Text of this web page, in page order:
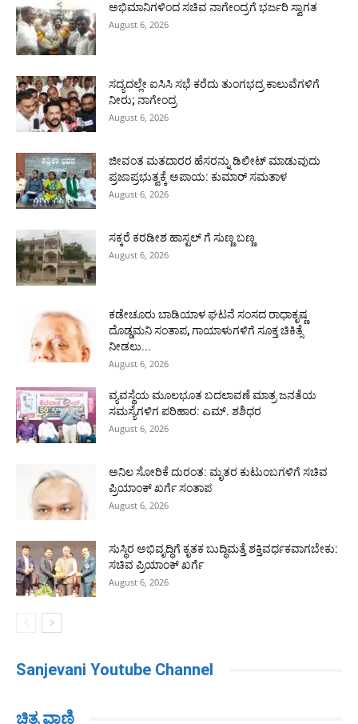
ಅಭಿಮಾನಿಗಳಿಂದ ಸಚಿವ ನಾಗೇಂದ್ರಗೆ ಭರ್ಜರಿ ಸ್ವಾಗತ
August 6, 2026
ಸದ್ಯದಲ್ಲೇ ಐಸಿಸಿ ಸಭೆ ಕರೆದು ತುಂಗಭದ್ರ ಕಾಲುವೆಗಳಿಗೆ
ನೀರು; ನಾಗೇಂದ್ರ
August 6, 2026
ಜೀವಂತ ಮತದಾರರ ಹೆಸರನ್ನು ಡಿಲೀಟ್ ಮಾಡುವುದು
ಪ್ರಜಾಪ್ರಭುತ್ವಕ್ಕೆ ಅಪಾಯ: ಕುಮಾರ್ ಸಮತಾಳ
August 6, 2026
ಸಕ್ಕರೆ ಕರಡೀಶ ಹಾಸ್ಟಲ್ ಗೆ ಸುಣ್ಣ ಬಣ್ಣ
August 6, 2026
ಕಡೇಚೂರು ಬಾಡಿಯಾಳ ಘಟನೆ ಸಂಸದ ರಾಧಾಕೃಷ್ಣ
ದೊಡ್ಡಮನಿ ಸಂತಾಪ, ಗಾಯಾಳುಗಳಿಗೆ ಸೂಕ್ತ ಚಿಕಿತ್ಸೆ
ನೀಡಲು...
August 6, 2026
ವ್ಯವಸ್ಥೆಯ ಮೂಲಭೂತ ಬದಲಾವಣೆ ಮಾತ್ರ ಜನತೆಯ
ಸಮಸ್ಯೆಗಳಿಗ ಪರಿಹಾರ: ಎಮ್. ಶಶಿಧರ
August 6, 2026
ಅನಿಲ ಸೋರಿಕೆ ದುರಂತ: ಮೃತರ ಕುಟುಂಬಗಳಿಗೆ ಸಚಿವ
ಪ್ರಿಯಾಂಕ್ ಖರ್ಗೆ ಸಂತಾಪ
August 6, 2026
ಸುಸ್ಥಿರ ಅಭಿವೃದ್ಧಿಗೆ ಕೃತಕ ಬುದ್ಧಿಮತ್ತೆ ಶಕ್ತಿವರ್ಧಕವಾಗಬೇಕು:
ಸಚಿವ ಪ್ರಿಯಾಂಕ್ ಖರ್ಗೆ
August 6, 2026
Sanjevani Youtube Channel
ಚಿತ್ರ ವಾಣಿ